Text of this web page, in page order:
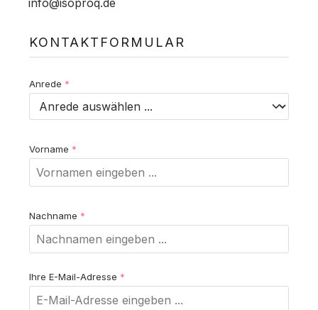
info@isoproq.de
KONTAKTFORMULAR
Anrede *
Vorname *
Nachname *
Ihre E-Mail-Adresse *